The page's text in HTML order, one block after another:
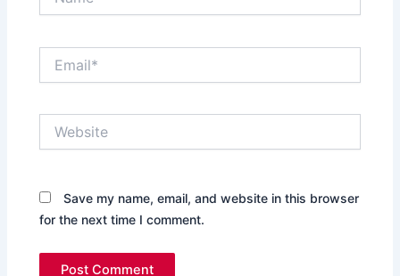
Save my name, email, and website in this browser
for the next time I comment.